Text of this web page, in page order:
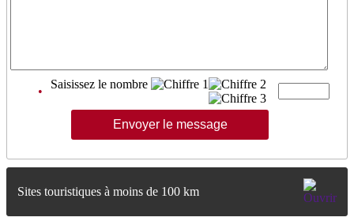
•
Saisissez le nombre
Sites touristiques à moins de 100 km